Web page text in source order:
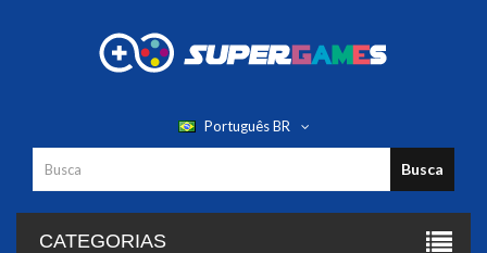
Português BR
Busca
CATEGORIAS